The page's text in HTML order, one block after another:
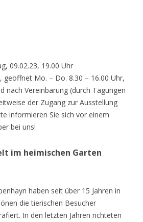
09.02.23, 19.00 Uhr
geöffnet Mo. – Do. 8.30 – 16.00 Uhr,
nach Vereinbarung (durch Tagungen
der Zugang zur Ausstellung
informieren Sie sich vor einem
bei uns!
im heimischen Garten
haben seit über 15 Jahren in
die tierischen Besucher
In den letzten Jahren richteten